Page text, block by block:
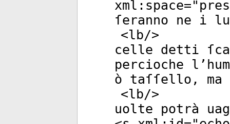
xml:space="
ſeranno ne i
<lb/>
celle detti
percioche
ò taſſello, ma
<lb/>
uolte potrà